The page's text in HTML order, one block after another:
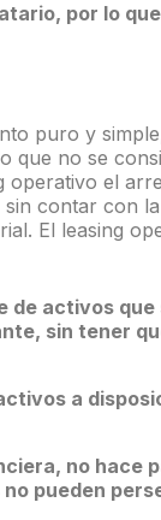
por lo
puro y
que no se
operativo el
contar con
El leasing
de activos
sin tener
a
no hace
pueden